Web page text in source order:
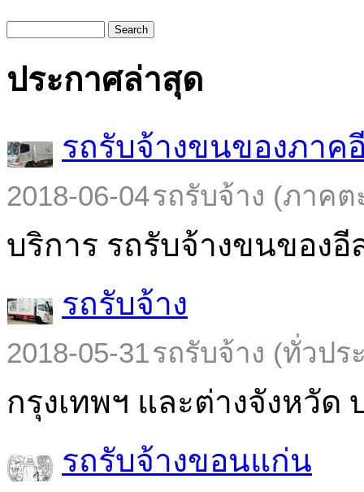
Search
ประกาศล่าสุด
รถรับจ้างขนของภาค
2018-06-04รถรับจ้าง (ภาคต
บริการ รถรับจ้างขนของ
รถรับจ้าง
2018-05-31รถรับจ้าง (ทั่วปร
กรุงเทพฯ และต่างจังหวัด
รถรับจ้างขอนแก่น